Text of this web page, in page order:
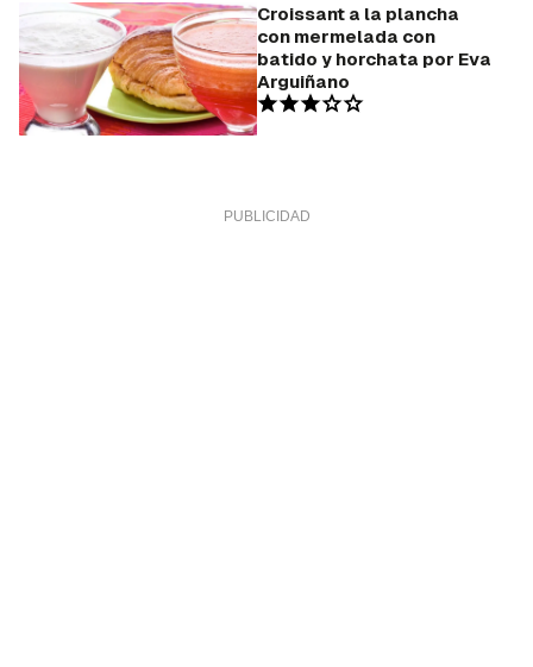
Croissant a la plancha
con mermelada con
batido y horchata por Eva
Arguiñano